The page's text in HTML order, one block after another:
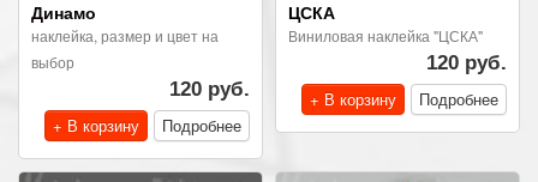
Динамо
наклейка, размер и цвет на
выбор
120 руб.
+ В корзину
Подробнее
ЦСКА
Виниловая наклейка "ЦСКА"
120 руб.
+ В корзину
Подробнее